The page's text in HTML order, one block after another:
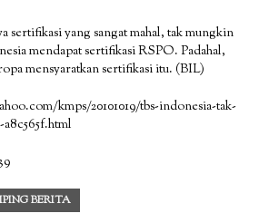
sertifikasi yang sangat mahal, tak mungkin
mendapat sertifikasi RSPO. Padahal,
mensyaratkan sertifikasi itu. (BIL)
kmps/20101019/tbs-indonesia-tak-
BERITA